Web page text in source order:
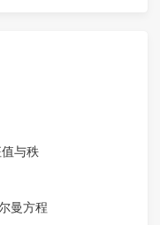
与秩
曼方程